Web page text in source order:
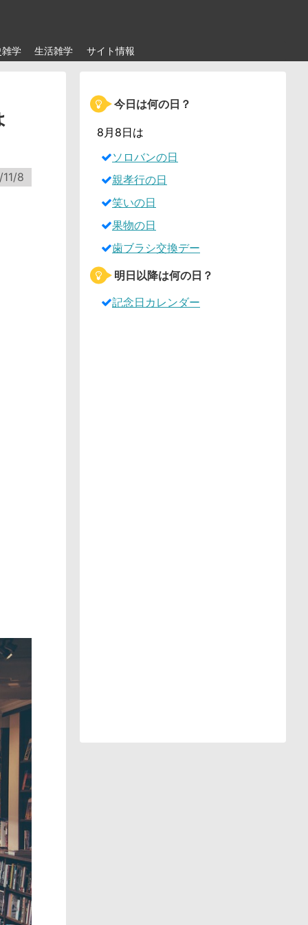
学 生活雑学 サイト情報
8
今日は何の日？
8月8日は
ソロバンの日
親孝行の日
笑いの日
果物の日
歯ブラシ交換デー
明日以降は何の日？
記念日カレンダー